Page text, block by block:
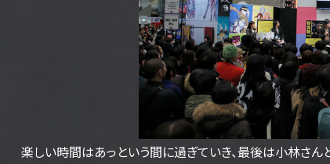
楽しい時間はあっという間に過ぎていき、最後は小林さ